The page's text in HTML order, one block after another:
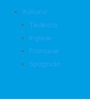
Italiano
Tedesco
Inglese
Francese
Spagnolo